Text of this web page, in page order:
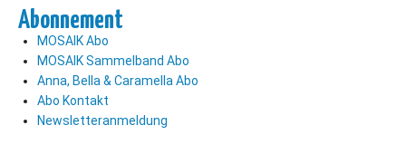
Abonnement
MOSAIK Abo
MOSAIK Sammelband Abo
Anna, Bella & Caramella Abo
Abo Kontakt
Newsletteranmeldung